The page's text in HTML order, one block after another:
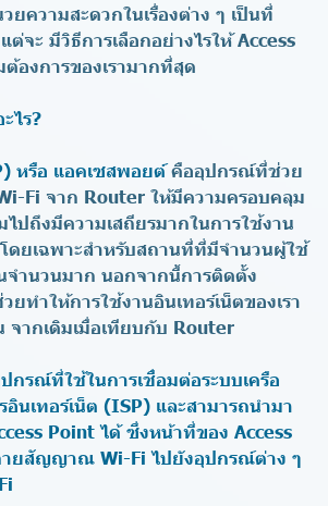
ยความสะดวกในเรื่องต่าง ๆ เป็นที่
ต่จะ มีวิธีการเลือกอย่างไรให้ Access
องการของเรามากที่สุด
ไร?
หรือ แอคเซสพอยต์คืออุปกรณ์ที่ช่วย
Fi จาก Router ให้มีความครอบคลุม
ไปถึงมีความเสถียรมากในการใช้งาน
ดยเฉพาะสำหรับสถานที่ที่มีจำนวนผู้ใช้
จำนวนมาก นอกจากนี้การติดตั้ง
ยทำให้การใช้งานอินเทอร์เน็ตของเรา
จากเดิมเมื่อเทียบกับ Router
กรณ์ที่ใช้ในการเชื่อมต่อระบบเครือ
นเทอร์เน็ต (ISP) และสามารถนำมา
Point ได้ ซึ่งหน้าที่ของ Access
ายสัญญาณ Wi-Fi ไปยังอุปกรณ์ต่าง ๆ